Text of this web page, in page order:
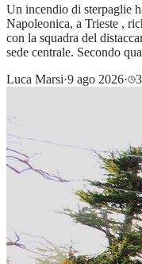
Un incendio di sterpaglie
Napoleonica, a Trieste ,
con la squadra del
sede centrale. Secondo
Luca Marsi·9 ago 2026·